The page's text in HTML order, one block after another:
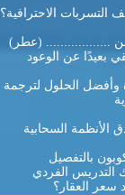
الاحترافية؟
.................. (عطر)
بعيدًا عن الوعود
وأفضل الحلول لترجمة
الأنظمة السحابية
بالتفصيل
التدريس الفردي
سعر العقار؟